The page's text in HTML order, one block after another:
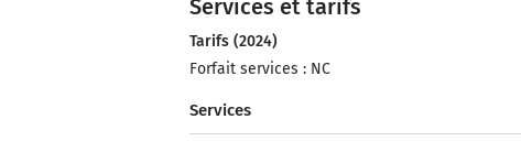
Services et tarifs
Tarifs (2024)
Forfait services : NC
Services